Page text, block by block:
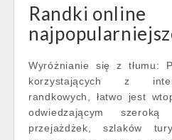
Randki online
Wyróżnianie się z tłumu:
korzystających z
randkowych, łatwo jest
odwiedzającym szeroką
przejażdżek, szlaków